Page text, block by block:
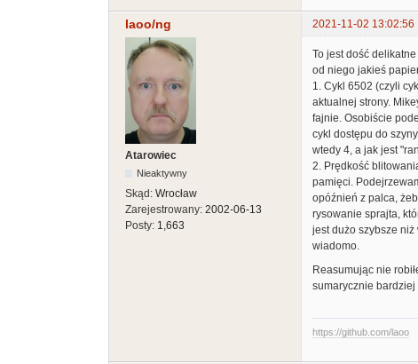
laoo/ng 2021-11-02 13:02:56
Atarowiec
Nieaktywny
Skąd: Wrocław
Zarejestrowany: 2002-06-13
Posty: 1,663
To jest dość
od niego jakieś
1. Cykl 6502 (czyli
aktualnej strony.
fajnie. Osobiście
cykl dostępu do
wtedy 4, a jak jest
2. Prędkość
pamięci.
opóźnień z palca,
rysowanie sprajta,
jest dużo szybsze
wiadomo.
Reasumując nie
sumarycznie
https://github.com/laoo